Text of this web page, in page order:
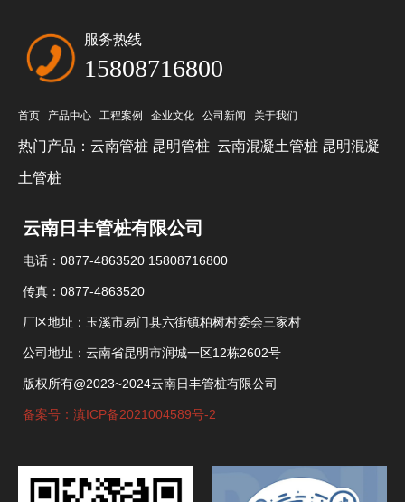
服务热线
15808716800
首页 产品中心 工程案例 企业文化 公司新闻 关于我们
热门产品： 云南管桩 昆明管桩 云南混凝土管桩 昆明混凝
土管桩
云南日丰管桩有限公司
电话：0877-4863520 15808716800
传真：0877-4863520
厂区地址：玉溪市易门县六街镇柏树村委会三家村
公司地址：云南省昆明市润城一区12栋2602号
版权所有@2023~2024云南日丰管桩有限公司
备案号：滇ICP备2021004589号-2